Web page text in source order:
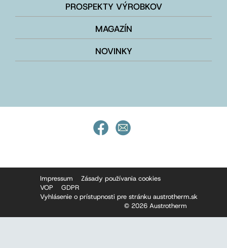
PROSPEKTY VÝROBKOV
MAGAZÍN
NOVINKY
Impressum
Zásady používania cookies
VOP
GDPR
Vyhlásenie o prístupnosti pre stránku austrotherm.sk
© 2026 Austrotherm